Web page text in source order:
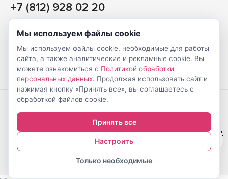
+7 (812) 928 02 20
Наш магазин
Санкт-Петербург, ул. Ворошилова, д. 2, Литер «Р» (БЦ
«Сигнал»), 3 этаж, пом. 2
На карте
Создание
интернет-
магазинов
© Shveimarkt.ru,
2017-2026
Настройка cookie
0
Мы используем файлы cookie
Мы используем файлы cookie, необходимые для работы
сайта, а также аналитические и рекламные cookie. Вы
можете ознакомиться с Политикой обработки
персональных данных. Продолжая использовать сайт и
нажимая кнопку «Принять все», вы соглашаетесь с
обработкой файлов cookie.
Принять все
Настроить
Только необходимые